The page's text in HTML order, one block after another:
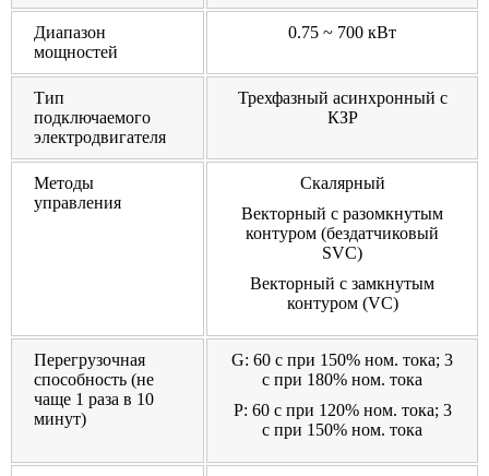
Диапазон
мощностей
0.75 ~ 700 кВт
Тип
подключаемого
электродвигателя
Трехфазный асинхронный с
КЗР
Методы
управления
Скалярный
Векторный с разомкнутым
контуром (бездатчиковый
SVC)
Векторный с замкнутым
контуром (VC)
Перегрузочная
способность (не
чаще 1 раза в 10
минут)
G: 60 с при 150% ном. тока; 3
с при 180% ном. тока
P: 60 с при 120% ном. тока; 3
с при 150% ном. тока